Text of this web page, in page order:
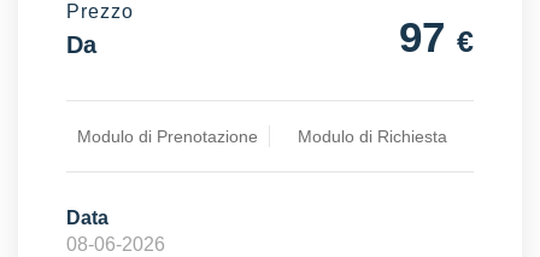
Prezzo
Da 97 €
Modulo di Prenotazione Modulo di Richiesta
Data